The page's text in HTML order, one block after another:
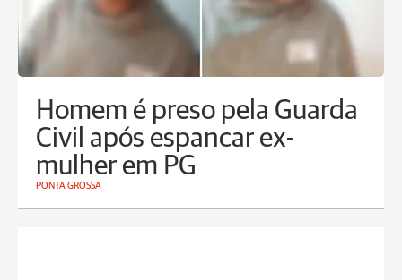
Homem é preso pela Guarda
Civil após espancar ex-
mulher em PG
PONTA GROSSA